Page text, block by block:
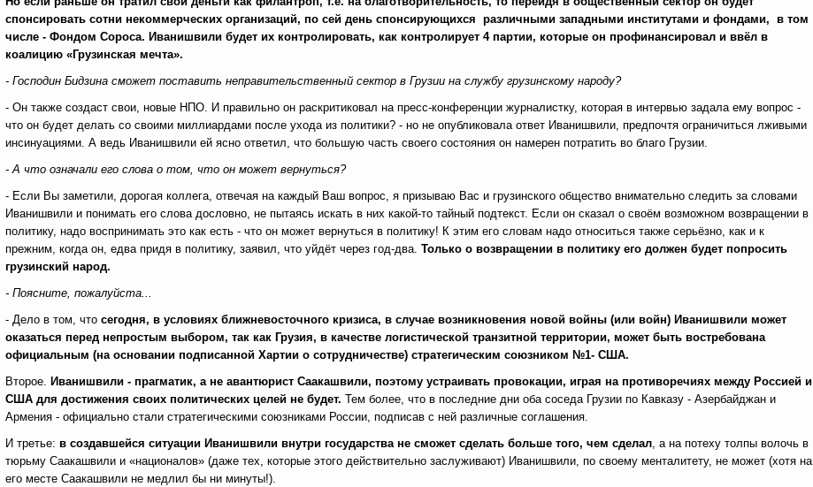
спонсировать сотни некоммерческих организаций, по сей день спонсирующихся различными западными институтами и фондами, в том
числе - Фондом Сороса. Иванишвили будет их контролировать, как контролирует 4 партии, которые он профинансировал и ввёл в
коалицию «Грузинская мечта».
- Господин Бидзина сможет поставить неправительственный сектор в Грузии на службу грузинскому народу?
- Он также создаст свои, новые НПО. И правильно он раскритиковал на пресс-конференции журналистку, которая в интервью задала ему вопрос -
что он будет делать со своими миллиардами после ухода из политики? - но не опубликовала ответ Иванишвили, предпочтя ограничиться лживыми
инсинуациями. А ведь Иванишвили ей ясно ответил, что большую часть своего состояния он намерен потратить во благо Грузии.
- А что означали его слова о том, что он может вернуться?
- Если Вы заметили, дорогая коллега, отвечая на каждый Ваш вопрос, я призываю Вас и грузинского общество внимательно следить за словами
Иванишвили и понимать его слова дословно, не пытаясь искать в них какой-то тайный подтекст. Если он сказал о своём возможном возвращении в
политику, надо воспринимать это как есть - что он может вернуться в политику! К этим его словам надо относиться также серьёзно, как и к
прежним, когда он, едва придя в политику, заявил, что уйдёт через год-два. Только о возвращении в политику его должен будет попросить
грузинский народ.
- Поясните, пожалуйста...
- Дело в том, что сегодня, в условиях ближневосточного кризиса, в случае возникновения новой войны (или войн) Иванишвили может
оказаться перед непростым выбором, так как Грузия, в качестве логистической транзитной территории, может быть востребована
официальным (на основании подписанной Хартии о сотрудничестве) стратегическим союзником №1- США.
Второе. Иванишвили - прагматик, а не авантюрист Саакашвили, поэтому устраивать провокации, играя на противоречиях между Россией и
США для достижения своих политических целей не будет. Тем более, что в последние дни оба соседа Грузии по Кавказу - Азербайджан и
Армения - официально стали стратегическими союзниками России, подписав с ней различные соглашения.
И третье: в создавшейся ситуации Иванишвили внутри государства не сможет сделать больше того, чем сделал, а на потеху толпы волочь в
тюрьму Саакашвили и «националов» (даже тех, которые этого действительно заслуживают) Иванишвили, по своему менталитету, не может (хотя на
его месте Саакашвили не медлил бы ни минуты!).